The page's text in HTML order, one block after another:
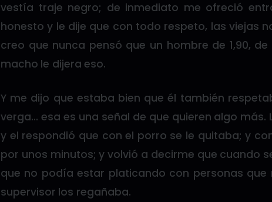
vestía traje negro; de inmediato me ofreció
honesto y le dije que con todo respeto, las viejas
creo que nunca pensó que un hombre de 1,90,
macho le dijera eso.
Y me dijo que estaba bien que él también
verga… esa es una señal de que quieren algo
y el respondió que con el porro se le quitaba; y
por unos minutos; y volvió a decirme que cuando
que no podía estar platicando con personas
supervisor los regañaba.